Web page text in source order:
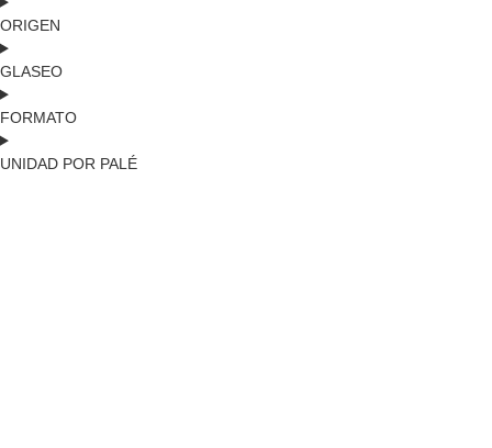
ORIGEN
GLASEO
FORMATO
UNIDAD POR PALÉ